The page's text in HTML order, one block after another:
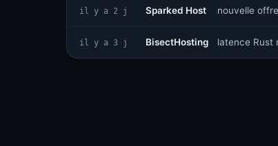
il y a 2 j Sparked Host nouvelle
il y a 3 j BisectHosting latence Rust